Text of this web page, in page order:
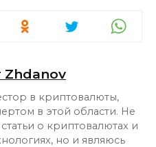
Zhdanov
в криптовалюты,
в этой области. Не
о криптовалютах и
но и являюсь